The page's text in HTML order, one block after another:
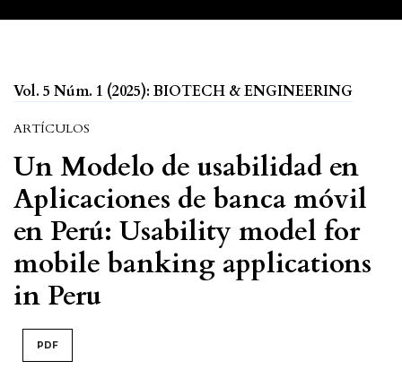
Vol. 5 Núm. 1 (2025): BIOTECH & ENGINEERING
ARTÍCULOS
Un Modelo de usabilidad en
Aplicaciones de banca móvil
en Perú: Usability model for
mobile banking applications
in Peru
PDF